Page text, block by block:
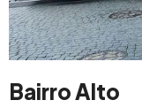
Bairro Alto